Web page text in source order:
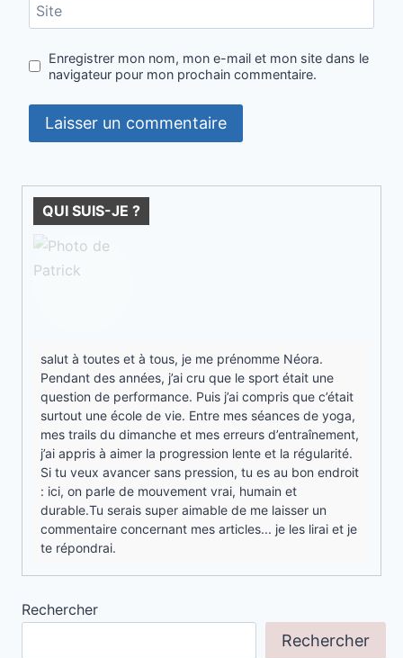
Site
Enregistrer mon nom, mon e-mail et mon site dans le
navigateur pour mon prochain commentaire.
QUI SUIS-JE ?
salut à toutes et à tous, je me prénomme Néora.
Pendant des années, j’ai cru que le sport était une
question de performance. Puis j’ai compris que c’était
surtout une école de vie. Entre mes séances de yoga,
mes trails du dimanche et mes erreurs d’entraînement,
j’ai appris à aimer la progression lente et la régularité.
Si tu veux avancer sans pression, tu es au bon endroit
: ici, on parle de mouvement vrai, humain et
durable.Tu serais super aimable de me laisser un
commentaire concernant mes articles... je les lirai et je
te répondrai.
Rechercher
Rechercher